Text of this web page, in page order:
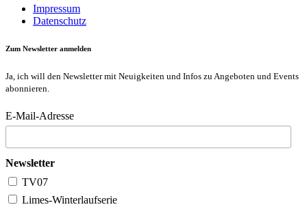
Impressum
Datenschutz
Zum Newsletter anmelden
Ja, ich will den Newsletter mit Neuigkeiten und Infos zu Angeboten und Events
abonnieren.
E-Mail-Adresse
Newsletter
TV07
Limes-Winterlaufserie